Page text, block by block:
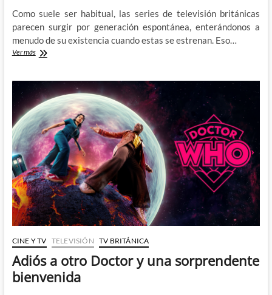
Como suele ser habitual, las series de televisión británicas
parecen surgir por generación espontánea, enterándonos a
menudo de su existencia cuando estas se estrenan. Eso…
Ver másBookish
Gatiss
nos
trae
un
detective
diferente
CINE Y TV TELEVISIÓN TV BRITÁNICA
Adiós a otro Doctor y una sorprendente
bienvenida